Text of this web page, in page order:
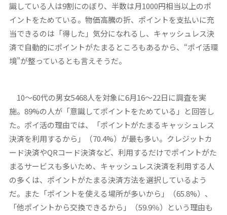
識している人は9割にのぼり、半数は月1000円相当以上のポ
イントをためている。物価高騰の折、ポイントを支払いに充
当できるのは「得した」気分になれるし、キャッシュレス決
済で自動的にポイントがたまるところもあるから、“ポイ活環
境”が整っているとも言えそうだ。
10～60代の男女5468人を対象に6月16～22日に調査を実
施。89%の人が「意識してポイントをためている」と回答し
た。ポイ活の理由では、「ポイントがたまるキャッシュレス
決済を利用するから」（70.4%）が最も多い。クレジットカ
ード決済やQRコード決済など、利用するだけでポイントがた
まるサービスも多いため、キャッシュレス決済を利用する人
の多くは、ポイントがたまる決済方法を選択しているよう
だ。また「ポイントを使える場所が多いから」（65.8%）、
「他ポイントから交換できるから」（59.9％）という理由も